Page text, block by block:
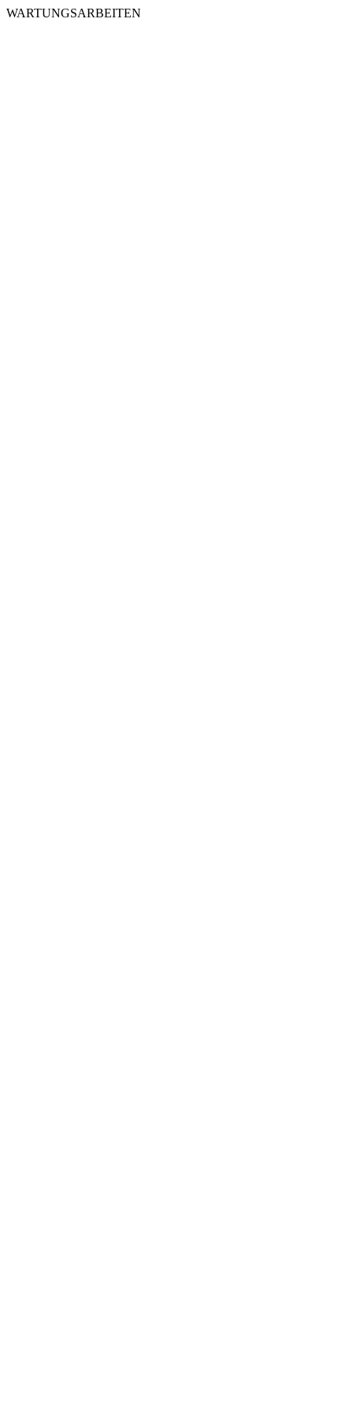
WARTUNGSARBEITEN